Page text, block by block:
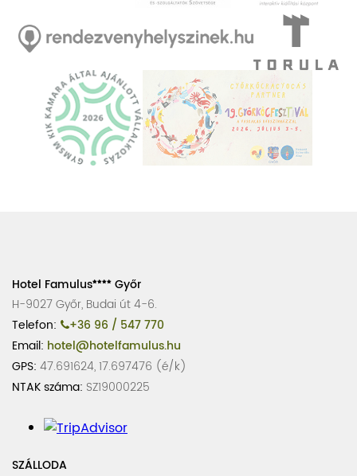
Hotel Famulus
Győr
H-9027 Győr, Budai út 4-6.
Telefon:
+36 96 / 547 770
Email: hotel@hotelfamulus.hu
GPS: 47.691624, 17.697476 (é/k)
NTAK száma: SZ19000225
SZÁLLODA